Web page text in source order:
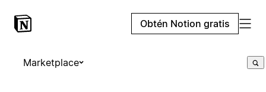
Obtén Notion gratis
Marketplace